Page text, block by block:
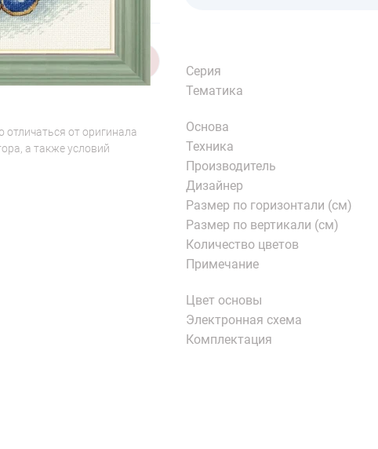
1/7
отличаться от оригинала
а также условий
Серия
Тематика
Основа
Техника
Производитель
Дизайнер
Размер по горизонтали (см)
Размер по вертикали (см)
Количество цветов
Примечание
Цвет основы
Электронная схема
Комплектация